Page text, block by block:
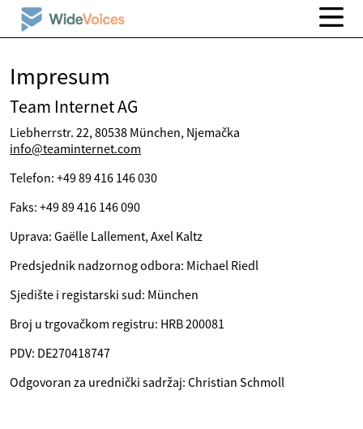
Impresum
Team Internet AG
Liebherrstr. 22, 80538 München, Njemačka
info@teaminternet.com
Telefon: +49 89 416 146 030
Faks: +49 89 416 146 090
Uprava: Gaëlle Lallement, Axel Kaltz
Predsjednik nadzornog odbora: Michael Riedl
Sjedište i registarski sud: München
Broj u trgovačkom registru: HRB 200081
PDV: DE270418747
Odgovoran za urednički sadržaj: Christian Schmoll